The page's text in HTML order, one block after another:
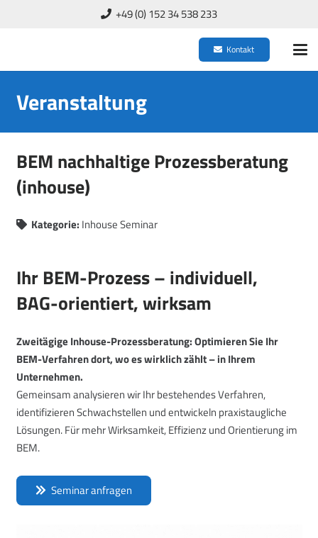
+49 (0) 152 34 538 233
Kontakt
Veranstaltung
BEM nachhaltige Prozessberatung
(inhouse)
Kategorie: Inhouse Seminar
Ihr BEM-Prozess – individuell,
BAG-orientiert, wirksam
Zweitägige Inhouse-Prozessberatung: Optimieren Sie Ihr
BEM-Verfahren dort, wo es wirklich zählt – in Ihrem
Unternehmen.
Gemeinsam analysieren wir Ihr bestehendes Verfahren,
identifizieren Schwachstellen und entwickeln praxistaugliche
Lösungen. Für mehr Wirksamkeit, Effizienz und Orientierung im
BEM.
Seminar anfragen